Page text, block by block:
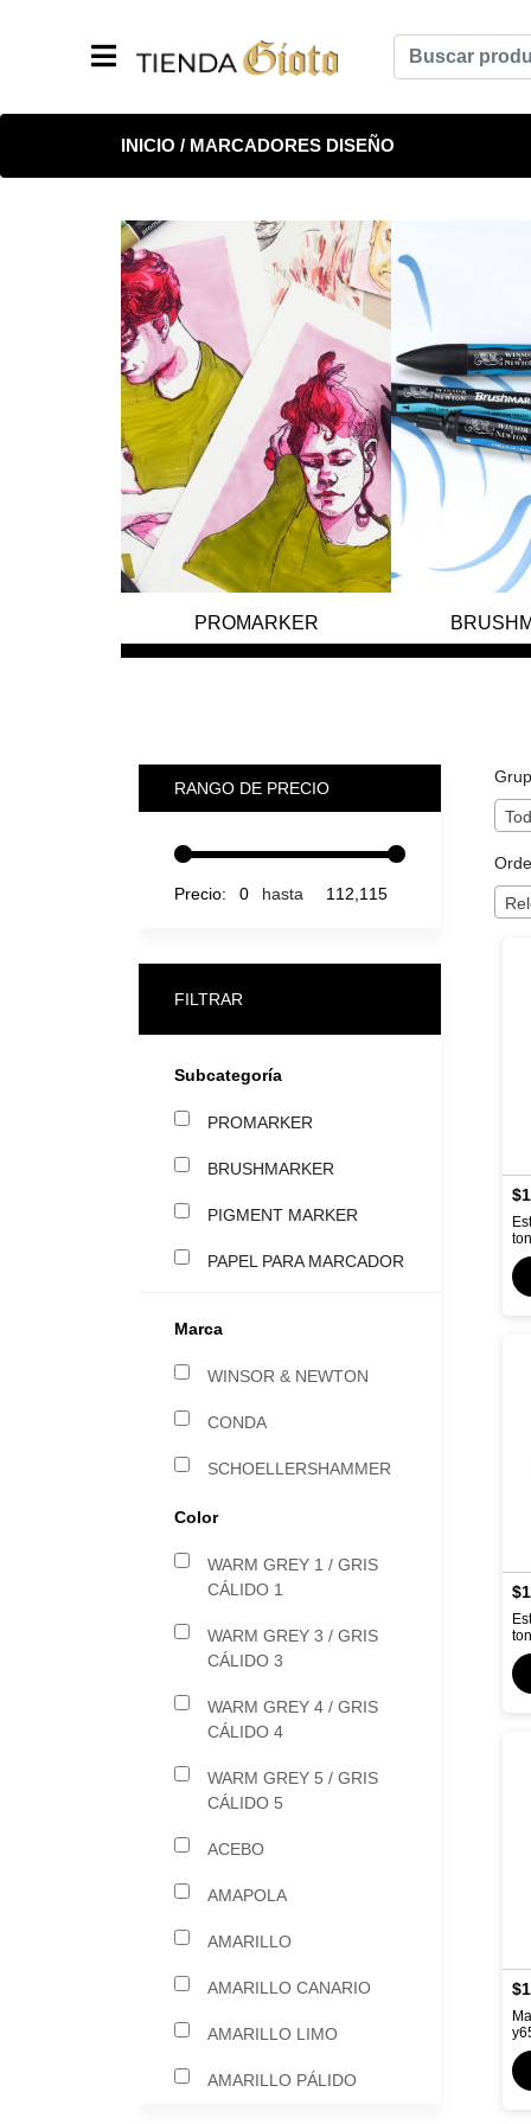
INICIO / MARCADORES DISEÑO
PROMARKER
RANGO DE PRECIO
Precio: hasta
FILTRAR
Subcategoría
PROMARKER
BRUSHMARKER
PIGMENT MARKER
PAPEL PARA MARCADOR
Marca
WINSOR & NEWTON
CONDA
SCHOELLERSHAMMER
Color
WARM GREY 1 / GRIS
CÁLIDO 1
WARM GREY 3 / GRIS
CÁLIDO 3
WARM GREY 4 / GRIS
CÁLIDO 4
WARM GREY 5 / GRIS
CÁLIDO 5
ACEBO
AMAPOLA
AMARILLO
AMARILLO CANARIO
AMARILLO LIMO
AMARILLO PÁLIDO